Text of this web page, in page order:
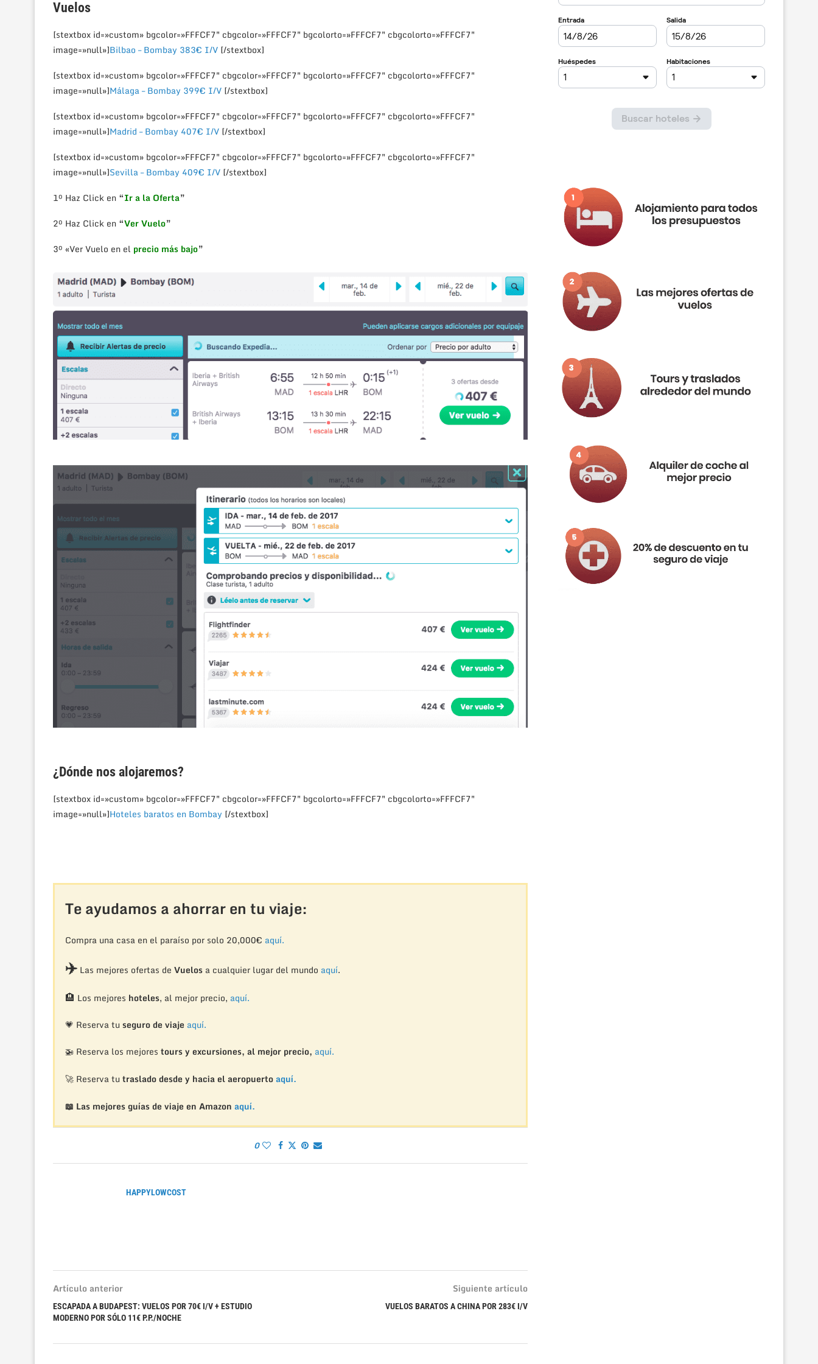
Vuelos
[stextbox id=»custom» bgcolor=»FFFCF7″ cbgcolor=»FFFCF7″ bgcolorto=»FFFCF7″ cbgcolorto=»FFFCF7″
image=»null»]Bilbao – Bombay 383€ I/V [/stextbox]
[stextbox id=»custom» bgcolor=»FFFCF7″ cbgcolor=»FFFCF7″ bgcolorto=»FFFCF7″ cbgcolorto=»FFFCF7″
image=»null»]Málaga – Bombay 399€ I/V [/stextbox]
[stextbox id=»custom» bgcolor=»FFFCF7″ cbgcolor=»FFFCF7″ bgcolorto=»FFFCF7″ cbgcolorto=»FFFCF7″
image=»null»]Madrid – Bombay 407€ I/V [/stextbox]
[stextbox id=»custom» bgcolor=»FFFCF7″ cbgcolor=»FFFCF7″ bgcolorto=»FFFCF7″ cbgcolorto=»FFFCF7″
image=»null»]Sevilla – Bombay 409€ I/V [/stextbox]
1º Haz Click en “Ir a la Oferta”
2º Haz Click en “Ver Vuelo”
3º «Ver Vuelo en el precio más bajo”
¿Dónde nos alojaremos?
[stextbox id=»custom» bgcolor=»FFFCF7″ cbgcolor=»FFFCF7″ bgcolorto=»FFFCF7″ cbgcolorto=»FFFCF7″
image=»null»]Hoteles baratos en Bombay [/stextbox]
Te ayudamos a ahorrar en tu viaje:
Compra una casa en el paraíso por solo 20,000€ aquí.
✈️Las mejores ofertas de Vuelosa cualquier lugar del mundo aquí.
🏨 Los mejores hoteles, al mejor precio, aquí.
💗 Reserva tu seguro de viaje aquí.
🚁 Reserva los mejores tours y excursiones, al mejor precio, aquí.
🚀 Reserva tu traslado desde y hacia el aeropuertoaquí.
📖 Las mejores guías de viaje en Amazon aquí.
0
HAPPYLOWCOST
Artículo anterior
ESCAPADA A BUDAPEST: VUELOS POR 70€ I/V + ESTUDIO
MODERNO POR SÓLO 11€ P.P./NOCHE
Siguiente artículo
VUELOS BARATOS A CHINA POR 283€ I/V